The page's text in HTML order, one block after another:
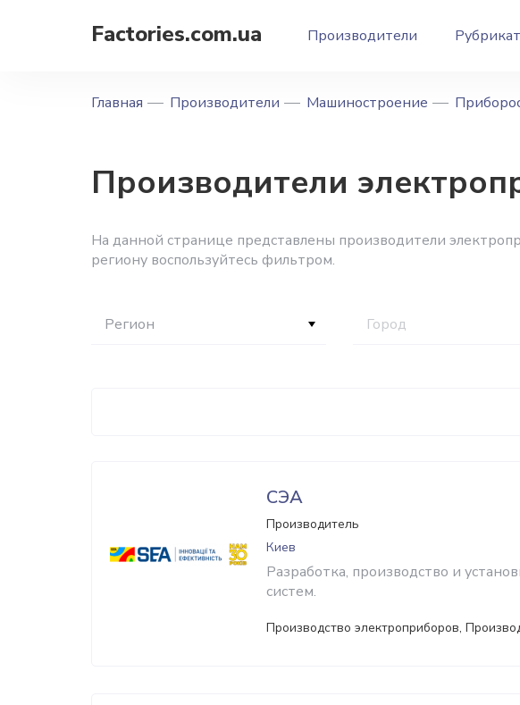
Factories.com.ua Производители
Главная Производители Машиностроение
Производители
На данной странице представлены производители
региону воспользуйтесь фильтром.
Регион Город
СЭА
Производитель
Киев
Разработка, производство и
систем.
Производство электроприборов,